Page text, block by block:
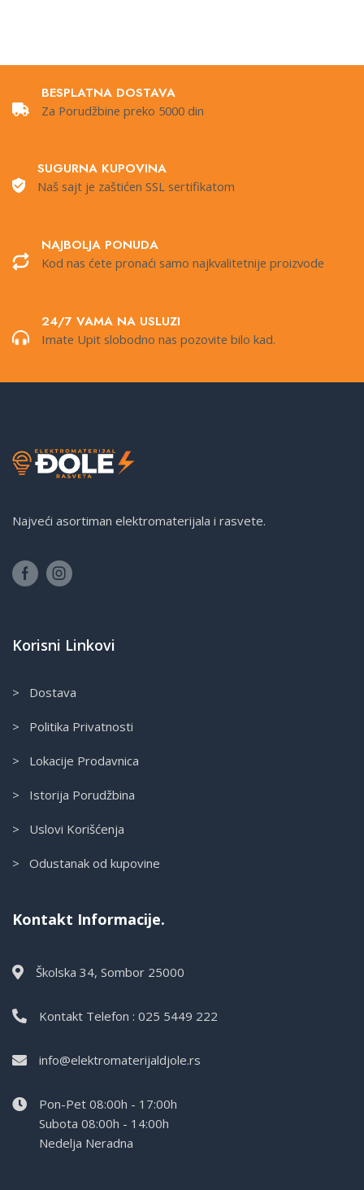
BESPLATNA DOSTAVA
Za Porudžbine preko 5000 din
SUGURNA KUPOVINA
Naš sajt je zaštićen SSL sertifikatom
NAJBOLJA PONUDA
Kod nas ćete pronaći samo najkvalitetnije proizvode
24/7 VAMA NA USLUZI
Imate Upit slobodno nas pozovite bilo kad.
Najveći asortiman elektromaterijala i rasvete.
Korisni Linkovi
> Dostava
> Politika Privatnosti
> Lokacije Prodavnica
> Istorija Porudžbina
> Uslovi Korišćenja
> Odustanak od kupovine
Kontakt Informacije.
Školska 34, Sombor 25000
Kontakt Telefon : 025 5449 222
info@elektromaterijaldjole.rs
Pon-Pet 08:00h - 17:00h
Subota 08:00h - 14:00h
Nedelja Neradna